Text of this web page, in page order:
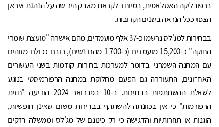
ברפובליקה האסלאמית, במיוחד לקראת מאבק הירושה על הנהגת איראן
הצפוי ככל הנראה בשנים הקרובות.
בבחירות למג'לס נרשמו כ-37 אלף מועמדים, מהם אישרה "מועצת שומרי
החוקה" כ-15,200 מועמדים (כ-1,700 מהם נשים), רובם ככולם מזוהים
עם המחנה השמרני. בדומה למערכות בחירות קודמות בשני העשורים
האחרונים, התעוררה גם הפעם מחלוקת במחנה הרפורמיסטי בנוגע
לשאלת ההשתתפות בבחירות. ב-10 בפברואר 2024 הודיעה "חזית
הרפורמות" כי אין בכוונתה להשתתף בבחירות משום שאינן חופשיות,
הוגנות או תחרותיות והדגישה כי רק כינונם של מג'לס וממשלה חזקים